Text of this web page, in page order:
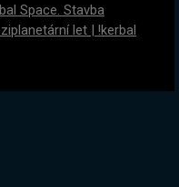
Space. Stavba
let | !kerbal